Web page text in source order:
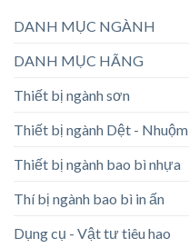
DANH MỤC NGÀNH
DANH MỤC HÃNG
Thiết bị ngành sơn
Thiết bị ngành Dệt - Nhuộm
Thiết bị ngành bao bì nhựa
Thí bị ngành bao bì in ấn
Dụng cụ - Vật tư tiêu hao